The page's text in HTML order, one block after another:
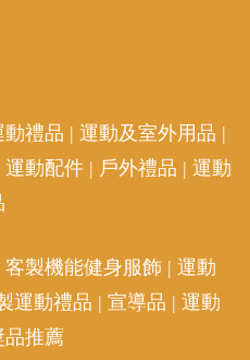
動禮品 | 運動及室外用品 |
運動配件 | 戶外禮品 | 運動
客製機能健身服飾 | 運動
運動禮品 | 宣導品 | 運動
品推薦